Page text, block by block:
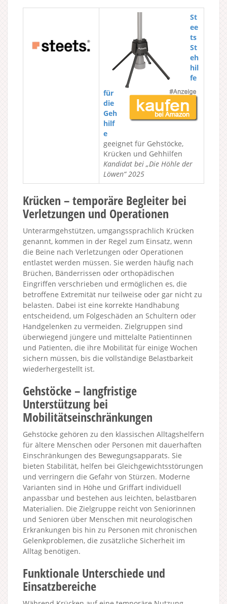
St
ee
ts
St
eh
hil
fe
für
die
Geh
hilf
e
geeignet für Gehstöcke,
Krücken und Gehhilfen
Kandidat bei „Die Höhle der
Löwen“ 2025
Krücken – temporäre Begleiter bei
Verletzungen und Operationen
Unterarmgehstützen, umgangssprachlich Krücken
genannt, kommen in der Regel zum Einsatz, wenn
die Beine nach Verletzungen oder Operationen
entlastet werden müssen. Sie werden häufig nach
Brüchen, Bänderrissen oder orthopädischen
Eingriffen verschrieben und ermöglichen es, die
betroffene Extremität nur teilweise oder gar nicht zu
belasten. Dabei ist eine korrekte Handhabung
entscheidend, um Folgeschäden an Schultern oder
Handgelenken zu vermeiden. Zielgruppen sind
überwiegend jüngere und mittelalte Patientinnen
und Patienten, die ihre Mobilität für einige Wochen
sichern müssen, bis die vollständige Belastbarkeit
wiederhergestellt ist.
Gehstöcke – langfristige
Unterstützung bei
Mobilitätseinschränkungen
Gehstöcke gehören zu den klassischen Alltagshelfern
für ältere Menschen oder Personen mit dauerhaften
Einschränkungen des Bewegungsapparats. Sie
bieten Stabilität, helfen bei Gleichgewichtsstörungen
und verringern die Gefahr von Stürzen. Moderne
Varianten sind in Höhe und Griffart individuell
anpassbar und bestehen aus leichten, belastbaren
Materialien. Die Zielgruppe reicht von Seniorinnen
und Senioren über Menschen mit neurologischen
Erkrankungen bis hin zu Personen mit chronischen
Gelenkproblemen, die zusätzliche Sicherheit im
Alltag benötigen.
Funktionale Unterschiede und
Einsatzbereiche